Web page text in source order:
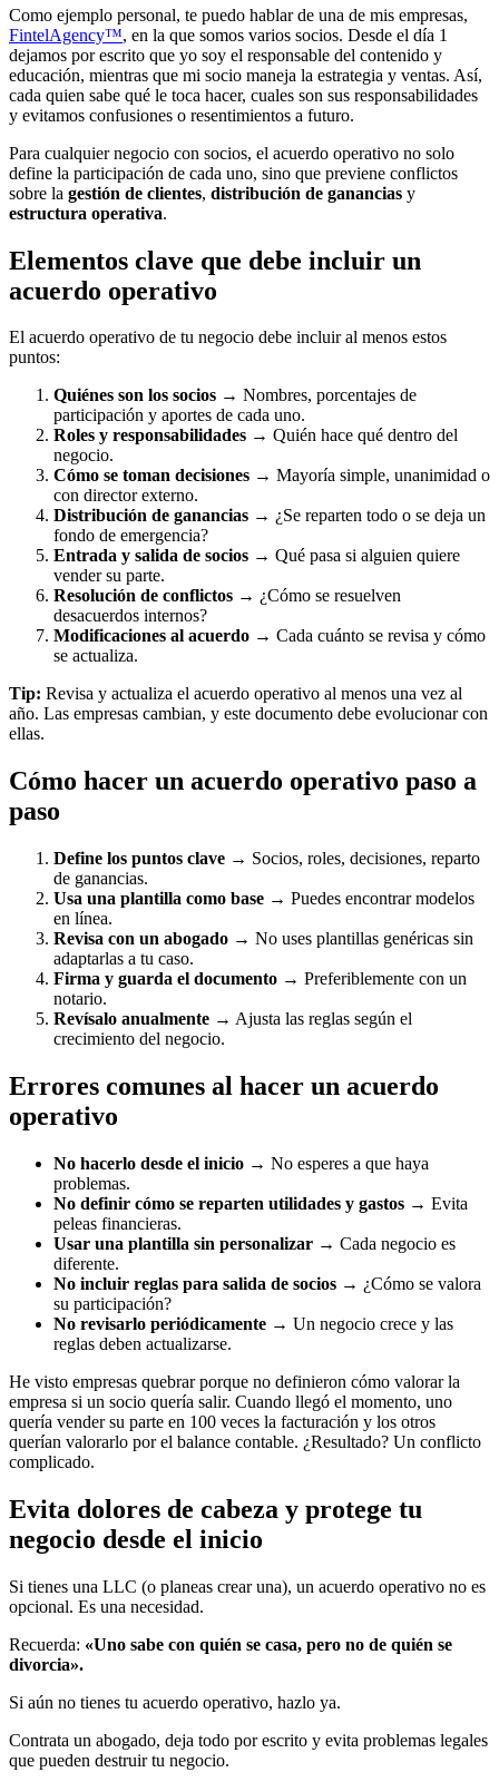
Como ejemplo personal, te puedo hablar de una de mis empresas,
FintelAgency™, en la que somos varios socios. Desde el día 1
dejamos por escrito que yo soy el responsable del contenido y
educación, mientras que mi socio maneja la estrategia y ventas. Así,
cada quien sabe qué le toca hacer, cuales son sus responsabilidades
y evitamos confusiones o resentimientos a futuro.
Para cualquier negocio con socios, el acuerdo operativo no solo
define la participación de cada uno, sino que previene conflictos
sobre la gestión de clientes, distribución de ganancias y
estructura operativa.
Elementos clave que debe incluir un
acuerdo operativo
El acuerdo operativo de tu negocio debe incluir al menos estos
puntos:
Quiénes son los socios → Nombres, porcentajes de
participación y aportes de cada uno.
Roles y responsabilidades → Quién hace qué dentro del
negocio.
Cómo se toman decisiones → Mayoría simple, unanimidad o
con director externo.
Distribución de ganancias → ¿Se reparten todo o se deja un
fondo de emergencia?
Entrada y salida de socios → Qué pasa si alguien quiere
vender su parte.
Resolución de conflictos → ¿Cómo se resuelven
desacuerdos internos?
Modificaciones al acuerdo → Cada cuánto se revisa y cómo
se actualiza.
Tip: Revisa y actualiza el acuerdo operativo al menos una vez al
año. Las empresas cambian, y este documento debe evolucionar con
ellas.
Cómo hacer un acuerdo operativo paso a
paso
Define los puntos clave → Socios, roles, decisiones, reparto
de ganancias.
Usa una plantilla como base → Puedes encontrar modelos
en línea.
Revisa con un abogado → No uses plantillas genéricas sin
adaptarlas a tu caso.
Firma y guarda el documento → Preferiblemente con un
notario.
Revísalo anualmente → Ajusta las reglas según el
crecimiento del negocio.
Errores comunes al hacer un acuerdo
operativo
No hacerlo desde el inicio → No esperes a que haya
problemas.
No definir cómo se reparten utilidades y gastos → Evita
peleas financieras.
Usar una plantilla sin personalizar → Cada negocio es
diferente.
No incluir reglas para salida de socios → ¿Cómo se valora
su participación?
No revisarlo periódicamente → Un negocio crece y las
reglas deben actualizarse.
He visto empresas quebrar porque no definieron cómo valorar la
empresa si un socio quería salir. Cuando llegó el momento, uno
quería vender su parte en 100 veces la facturación y los otros
querían valorarlo por el balance contable. ¿Resultado? Un conflicto
complicado.
Evita dolores de cabeza y protege tu
negocio desde el inicio
Si tienes una LLC (o planeas crear una), un acuerdo operativo no es
opcional. Es una necesidad.
Recuerda: «Uno sabe con quién se casa, pero no de quién se
divorcia».
Si aún no tienes tu acuerdo operativo, hazlo ya.
Contrata un abogado, deja todo por escrito y evita problemas legales
que pueden destruir tu negocio.